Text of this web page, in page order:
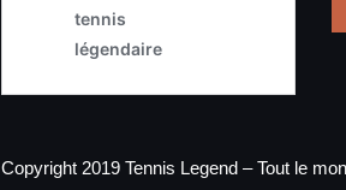
Copyright 2019 Tennis Legend – Tout le